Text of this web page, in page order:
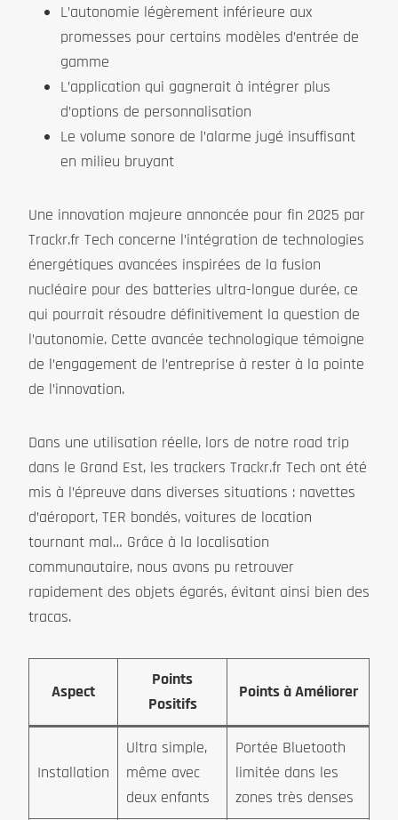
L’autonomie légèrement inférieure aux
promesses pour certains modèles d’entrée de
gamme
L’application qui gagnerait à intégrer plus
d’options de personnalisation
Le volume sonore de l’alarme jugé insuffisant
en milieu bruyant
Une innovation majeure annoncée pour fin 2025 par
Trackr.fr Tech concerne l’intégration de technologies
énergétiques avancées inspirées de la fusion
nucléaire pour des batteries ultra-longue durée, ce
qui pourrait résoudre définitivement la question de
l’autonomie. Cette avancée technologique témoigne
de l’engagement de l’entreprise à rester à la pointe
de l’innovation.
Dans une utilisation réelle, lors de notre road trip
dans le Grand Est, les trackers Trackr.fr Tech ont été
mis à l’épreuve dans diverses situations : navettes
d’aéroport, TER bondés, voitures de location
tournant mal… Grâce à la localisation
communautaire, nous avons pu retrouver
rapidement des objets égarés, évitant ainsi bien des
tracas.
Aspect
Points
Positifs
Points à Améliorer
Installation
Ultra simple,
même avec
deux enfants
Portée Bluetooth
limitée dans les
zones très denses